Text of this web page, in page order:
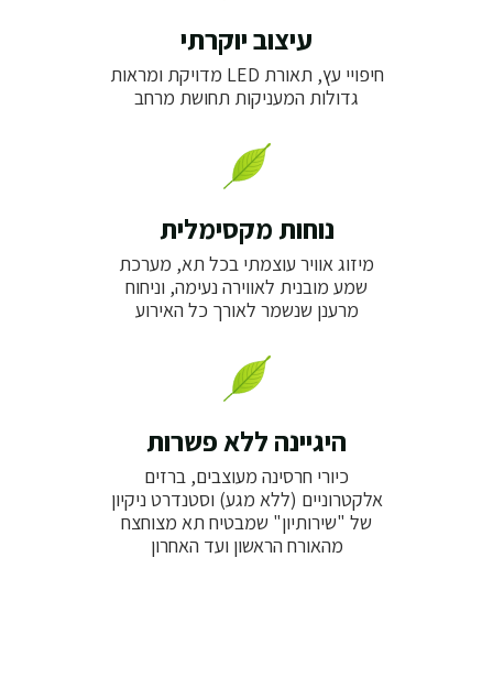
עיצוב יוקרתי
חיפויי עץ, תאורת LED מדויקת ומראות
גדולות המעניקות תחושת מרחב
נוחות מקסימלית
מיזוג אוויר עוצמתי בכל תא, מערכת
שמע מובנית לאווירה נעימה, וניחוח
מרענן שנשמר לאורך כל האירוע
היגיינה ללא פשרות
כיורי חרסינה מעוצבים, ברזים
אלקטרוניים (ללא מגע) וסטנדרט ניקיון
של "שירותיון" שמבטיח תא מצוחצח
מהאורח הראשון ועד האחרון